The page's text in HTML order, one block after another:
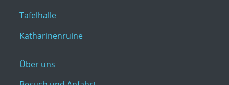
Tafelhalle
Katharinenruine
Über uns